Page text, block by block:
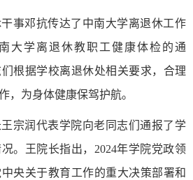
事邓抗传达了中南大学离退休工作
大学离退休教职工健康体检的通
根据学校离退休处相关要求，合理
，为身体健康保驾护航。
宗润代表学院向老同志们通报了学
。王院长指出，2024年学院党政领
央关于教育工作的重大决策部署和